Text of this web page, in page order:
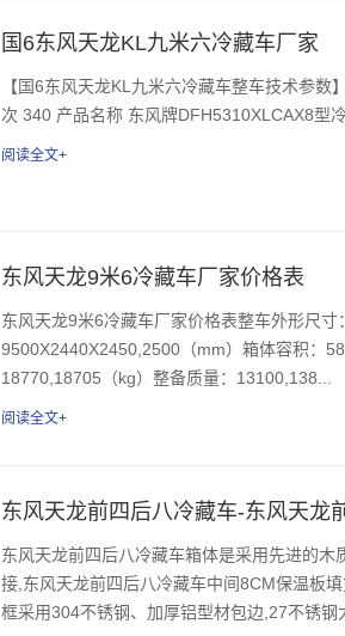
国6东风天龙KL九米六冷藏车厂家
【国6东风天龙KL九米六冷藏车整车技术参
次 340 产品名称 东风牌DFH5310XLCAX8型
阅读全文+
东风天龙9米6冷藏车厂家价格表
东风天龙9米6冷藏车厂家价格表整车外形尺
9500X2440X2450,2500（mm）箱体容积：
18770,18705（kg）整备质量：13100,138...
阅读全文+
东风天龙前四后八冷藏车-东风天龙
东风天龙前四后八冷藏车箱体是采用先进的
接,东风天龙前四后八冷藏车中间8CM保温板
框采用304不锈钢、加厚铝型材包边,27不锈钢